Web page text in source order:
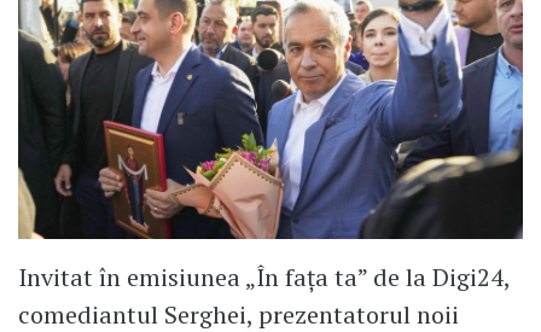
Invitat în emisiunea „În fața ta” de la Digi24,
comediantul Serghei, prezentatorul noii